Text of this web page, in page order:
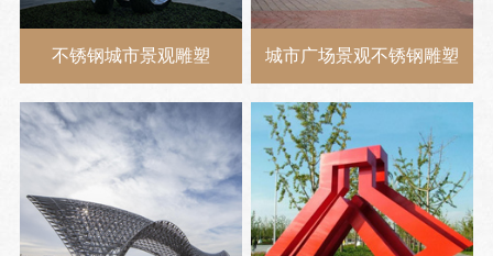
不锈钢城市景观雕塑 城市广场景观不锈钢雕塑